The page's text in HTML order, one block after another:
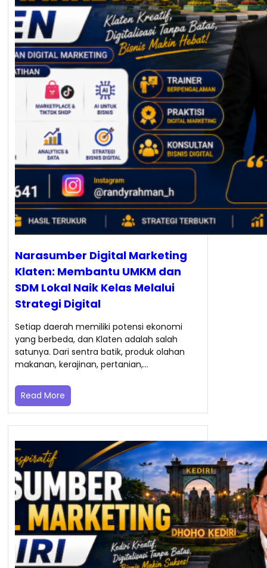
Narasumber Digital Marketing
Klaten: Membantu UMKM dan
SDM Lokal Naik Kelas Melalui
Strategi Digital
Setiap daerah memiliki potensi ekonomi
yang berbeda, dan Klaten adalah salah
satunya. Dari sentra batik, produk olahan
makanan, kerajinan, pertanian,…
Read More